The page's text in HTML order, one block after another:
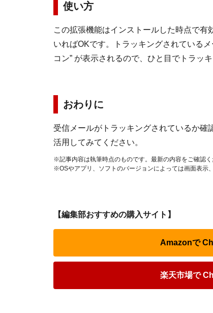
使い方
この拡張機能はインストールした時点で
いればOKです。トラッキングされている
コン” が表示されるので、ひと目でトラッ
おわりに
受信メールがトラッキングされているか確
活用してみてください。
※記事内容は執筆時点のものです。最新の内容をご確認く
※OSやアプリ、ソフトのバージョンによっては画面表示
【編集部おすすめの購入サイト】
Amazonで
楽天市場で